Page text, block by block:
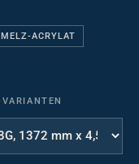
ACRYLAT